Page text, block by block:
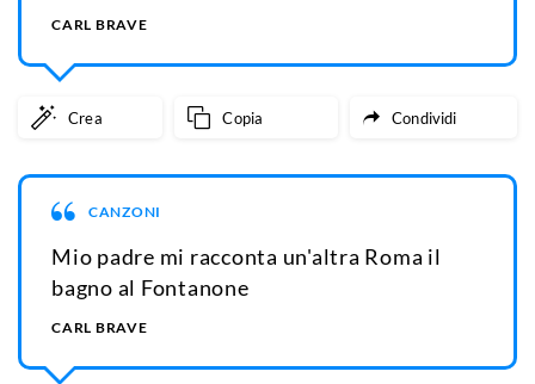
CARL BRAVE
Crea Copia Condividi
CANZONI
Mio padre mi racconta un'altra Roma il
bagno al Fontanone
CARL BRAVE